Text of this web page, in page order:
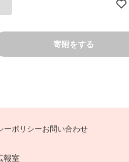
寄附をする
ーポリシーお問い合わせ
室